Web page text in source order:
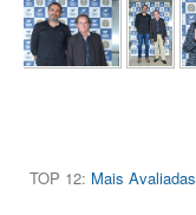
TOP 12: Mais Avaliadas